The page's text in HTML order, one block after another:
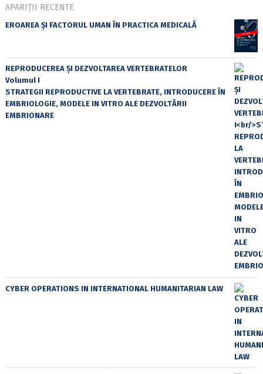
APARIȚII RECENTE
EROAREA ȘI FACTORUL UMAN ÎN PRACTICA MEDICALĂ
REPRODUCEREA ȘI DEZVOLTAREA VERTEBRATELOR
Volumul I
STRATEGII REPRODUCTIVE LA VERTEBRATE, INTRODUCERE ÎN
EMBRIOLOGIE, MODELE IN VITRO ALE DEZVOLTĂRII
EMBRIONARE
CYBER OPERATIONS IN INTERNATIONAL HUMANITARIAN LAW